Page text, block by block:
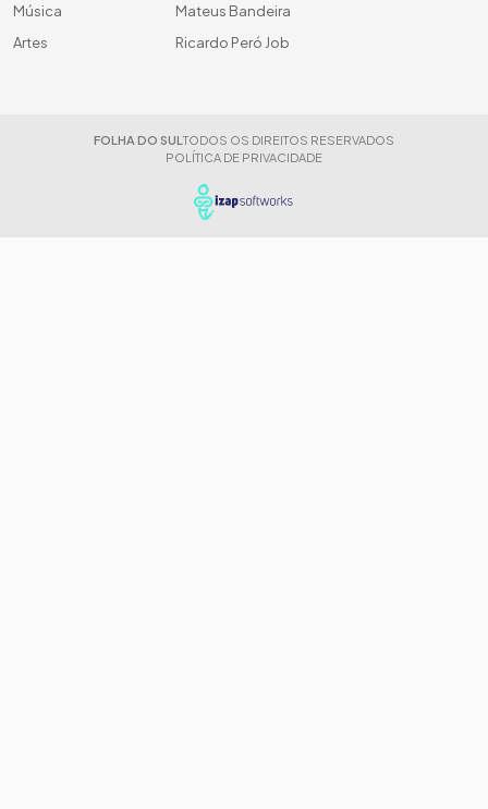
Música
Artes
Mateus Bandeira
Ricardo Peró Job
FOLHA DO SUL TODOS OS DIREITOS RESERVADOS
POLÍTICA DE PRIVACIDADE